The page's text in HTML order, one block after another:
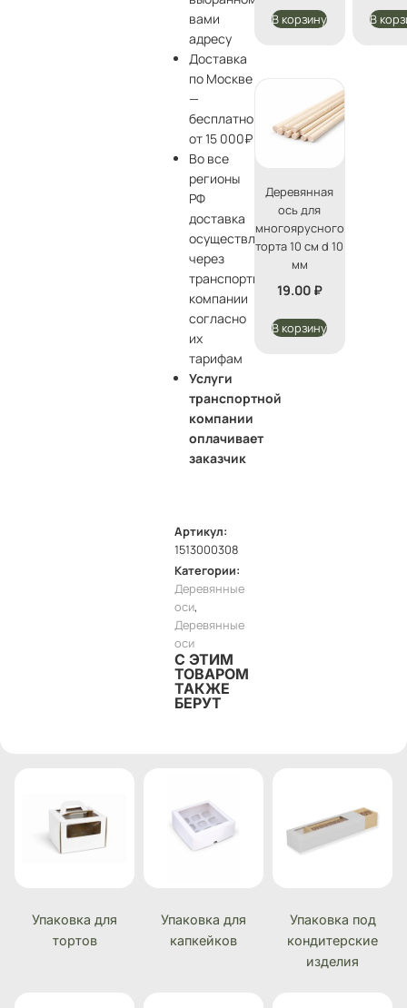
вами
адресу
Доставка
по Москве
—
бесплатно
от 15 000₽
Во все
регионы
РФ
доставка
осуществляется
через
транспортные
компании
согласно
их
тарифам
Услуги
транспортной
компании
оплачивает
заказчик
Артикул:
1513000308
Категории:
Деревянные
оси,
Деревянные
оси
С ЭТИМ
ТОВАРОМ
ТАКЖЕ
БЕРУТ
В корзину В
Деревянная
ось для
многоярусного
торта 10 см d 10
мм
19.00 ₽
В корзину
Упаковка для
тортов
Упаковка для
капкейков
Упаковка под
кондитерские
изделия